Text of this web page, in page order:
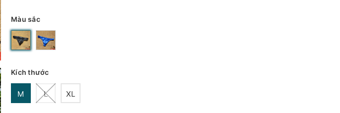
Màu sắc
Kích thước
M L XL